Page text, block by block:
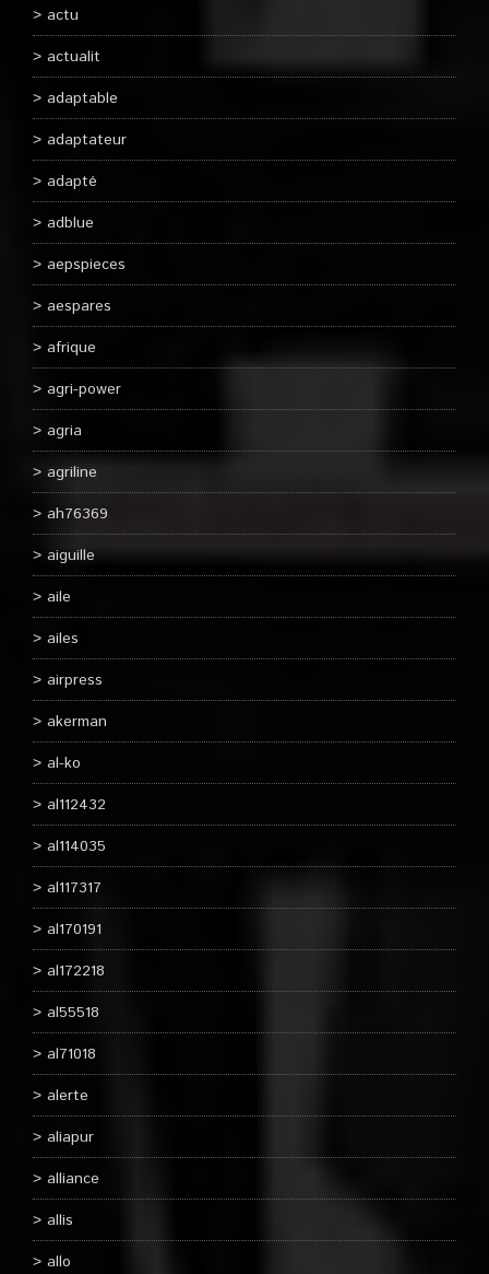
actu
actualit
adaptable
adaptateur
adapté
adblue
aepspieces
aespares
afrique
agri-power
agria
agriline
ah76369
aiguille
aile
ailes
airpress
akerman
al-ko
al112432
al114035
al117317
al170191
al172218
al55518
al71018
alerte
aliapur
alliance
allis
allo